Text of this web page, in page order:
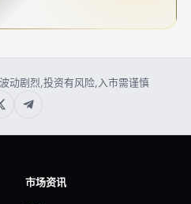
动剧烈,投资有风险,入市需谨慎
市场资讯